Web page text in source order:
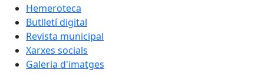
Hemeroteca
Butlletí digital
Revista municipal
Xarxes socials
Galeria d'imatges